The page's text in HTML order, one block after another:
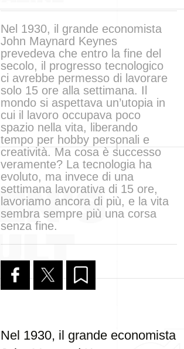
Nel 1930, il grande economista
John Maynard Keynes
prevedeva che entro la fine del
secolo, il progresso tecnologico
ci avrebbe permesso di lavorare
solo 15 ore alla settimana. Il
mondo si aspettava un’utopia in
cui il lavoro occupava poco
spazio nella vita, liberando
tempo per hobby personali e
creatività. Ma cosa è successo
veramente? La tecnologia ha
evoluto, ma invece di una
settimana lavorativa di 15 ore,
lavoriamo ancora di più, e la vita
sembra sempre più una corsa
senza fine.
Nel 1930, il grande economista